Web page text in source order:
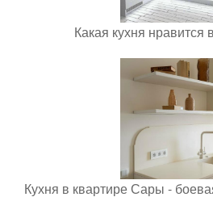
Какая кухня
Кухня в квартире Сары -